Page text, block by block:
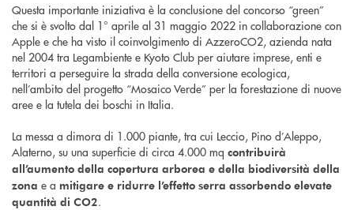
Questa importante iniziativa è la conclusione del concorso “green”
che si è svolto dal 1° aprile al 31 maggio 2022 in collaborazione con
Apple e che ha visto il coinvolgimento di AzzeroCO2, azienda nata
nel 2004 tra Legambiente e Kyoto Club per aiutare imprese, enti e
territori a perseguire la strada della conversione ecologica,
nell’ambito del progetto “Mosaico Verde” per la forestazione di nuove
aree e la tutela dei boschi in Italia.
La messa a dimora di 1.000 piante, tra cui Leccio, Pino d’Aleppo,
Alaterno, su una superficie di circa 4.000 mq contribuirà
all’aumento della copertura arborea e della biodiversità della
zona e a mitigare e ridurre l’effetto serra assorbendo elevate
quantità di CO2.